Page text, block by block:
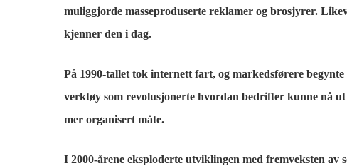
muliggjorde masseproduserte reklamer og brosjyrer.
kjenner den i dag.
På 1990-tallet tok internett fart, og markedsførere
verktøy som revolusjonerte hvordan bedrifter kunne nå
mer organisert måte.
I 2000-årene eksploderte utviklingen med fremveksten